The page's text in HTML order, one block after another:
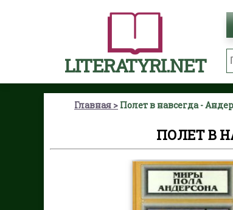
LITERATYRI.NET
Главная Полет в навсегда -
ПОЛЕТ В